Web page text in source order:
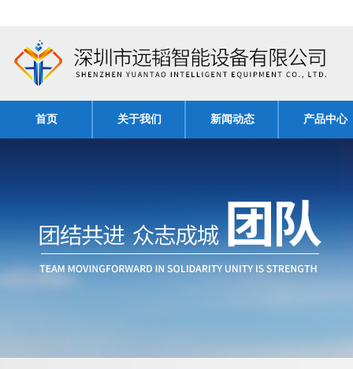
首页 关于我们 新闻动态 产品中心